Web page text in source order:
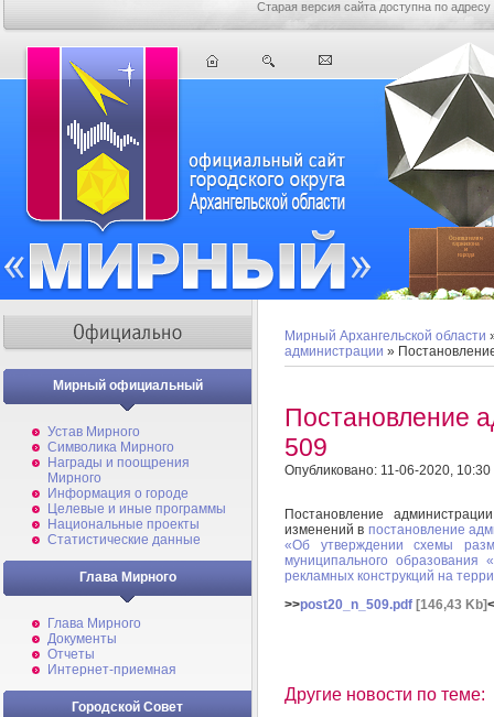
Старая версия сайта доступна по адресу
Мирный официальный
Устав Мирного
Символика Мирного
Награды и поощрения
Мирного
Информация о городе
Целевые и иные программы
Национальные проекты
Статистические данные
Глава Мирного
Глава Мирного
Документы
Отчеты
Интернет-приемная
Городской Совет
Мирный Архангельской области
администрации »
Постановление
509
Опубликовано: 11-06-2020, 10:30
Постановление
изменений в постановление
«Об утверждении схемы
муниципального
рекламных конструкций на
>>post20_n_509.pdf [146,43 Kb]
Другие новости по теме: